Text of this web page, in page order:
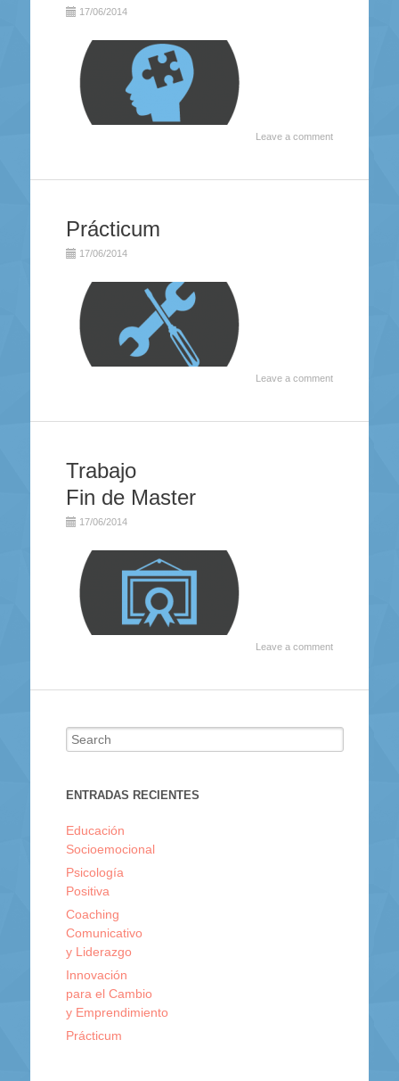
17/06/2014
Leave a comment
Prácticum
17/06/2014
Leave a comment
Trabajo
Fin de Master
17/06/2014
Leave a comment
Search for:
ENTRADAS RECIENTES
Educación
Socioemocional
Psicología
Positiva
Coaching
Comunicativo
y Liderazgo
Innovación
para el Cambio
y Emprendimiento
Prácticum